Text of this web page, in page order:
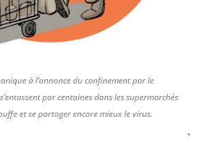
à l’annonce du confinement par le
par centaines dans les supermarchés
et se partager encore mieux le virus.